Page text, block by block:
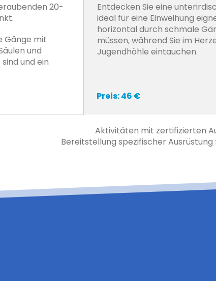
20-
Gänge mit
und
und ein
Entdecken Sie eine
ideal für eine Einweihung
horizontal durch schmale
müssen, während Sie im
Jugendhöhle eintauchen.
Preis: 46 €
Aktivitäten mit zertifizierten
Bereitstellung spezifischer